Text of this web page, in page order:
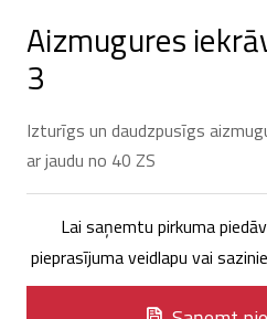
Aizmugures
3
Izturīgs un daudzpusīgs
ar jaudu no 40 ZS
Lai saņemtu pirkuma
pieprasījuma veidlapu vai